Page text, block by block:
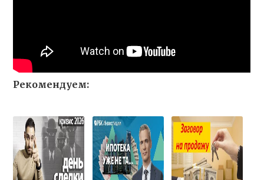
Рекомендуем: